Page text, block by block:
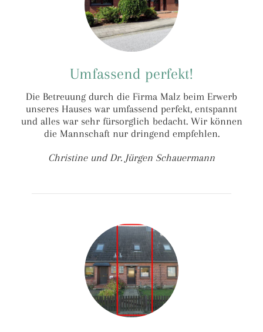
Umfassend perfekt!
Die Betreuung durch die Firma Malz beim Erwerb
unseres Hauses war umfassend perfekt, entspannt
und alles war sehr fürsorglich bedacht. Wir können
die Mannschaft nur dringend empfehlen.
Christine und Dr. Jürgen Schauermann